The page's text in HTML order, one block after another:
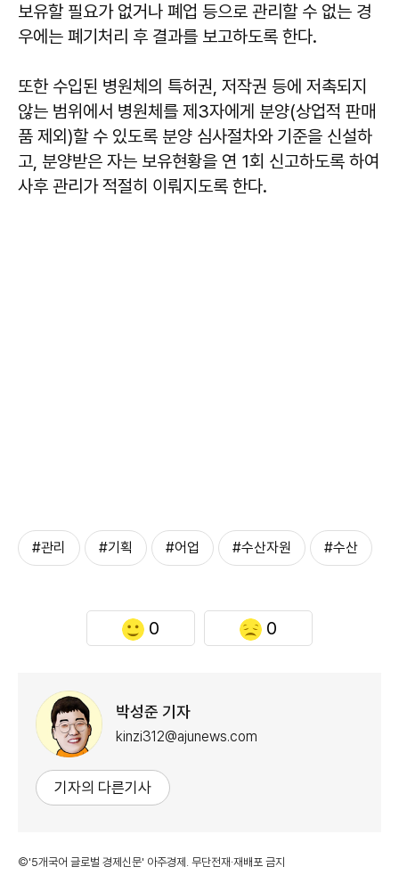
보유할 필요가 없거나 폐업 등으로 관리할 수 없는 경
우에는 폐기처리 후 결과를 보고하도록 한다.
또한 수입된 병원체의 특허권, 저작권 등에 저촉되지
않는 범위에서 병원체를 제3자에게 분양(상업적 판매
품 제외)할 수 있도록 분양 심사절차와 기준을 신설하
고, 분양받은 자는 보유현황을 연 1회 신고하도록 하여
사후 관리가 적절히 이뤄지도록 한다.
#관리 #기획 #어업 #수산자원 #수산
0 0
박성준 기자
kinzi312@ajunews.com
기자의 다른기사
©'5개국어 글로벌 경제신문' 아주경제. 무단전재·재배포 금지